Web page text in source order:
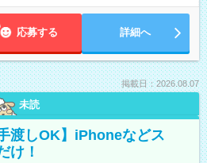
応募する 詳細へ
掲載日：2026.08.07
未読
渡しOK】iPhoneなどス
け！